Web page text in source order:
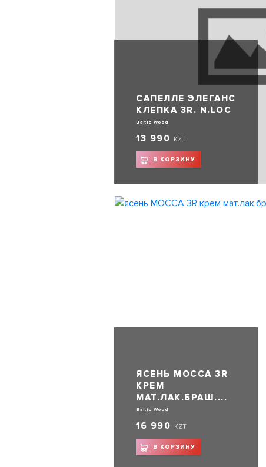
САПЕЛЛЕ ЭЛЕГАНС
КЛЕПКА 3R. N.LOC
Baltic Wood
13 990 KZT
В КОРЗИНУ
ЯСЕНЬ МОССА 3R
КРЕМ
МАТ.ЛАК.БРАШ....
Baltic Wood
16 990 KZT
В КОРЗИНУ